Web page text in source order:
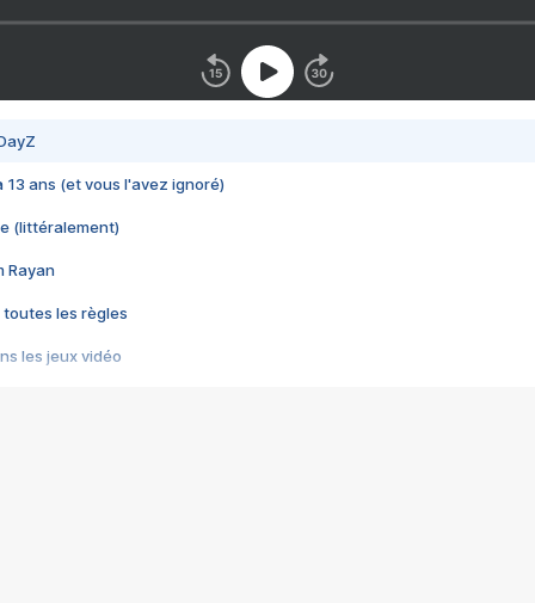
13 ans (et vous l'avez ignoré)
(littéralement)
Rayan
toutes les règles
les jeux vidéo